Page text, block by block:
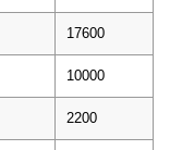
17600
10000
2200